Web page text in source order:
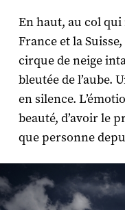
En haut, au col
France et la
cirque de neige
bleutée de l’aube.
en silence.
beauté, d’avoir le
que personne